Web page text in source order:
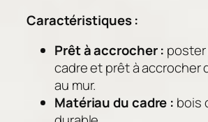
s
Caractéristiques :
Prêt à accrocher : poster
cadre et prêt à accrocher
au mur.
Matériau du cadre : bois